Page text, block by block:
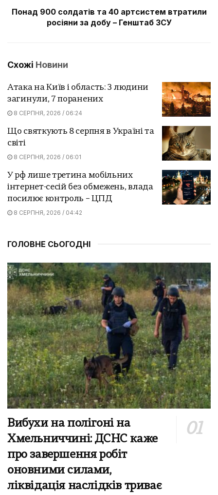
Понад 900 солдатів та 40 артсистем втратили
росіяни за добу – Генштаб ЗСУ
Схожі Новини
Атака на Київ і область: 3 людини
загинули, 7 поранених
8 СЕРПНЯ, 2026 / 06:24
Що святкують 8 серпня в Україні та
світі
8 СЕРПНЯ, 2026 / 06:01
У рф лише третина мобільних
інтернет-сесій без обмежень, влада
посилює контроль – ЦПД
8 СЕРПНЯ, 2026 / 04:42
ГОЛОВНЕ СЬОГОДНІ
Вибухи на полігоні на
Хмельниччині: ДСНС каже
про завершення робіт
оновними силами,
ліквідація наслідків триває